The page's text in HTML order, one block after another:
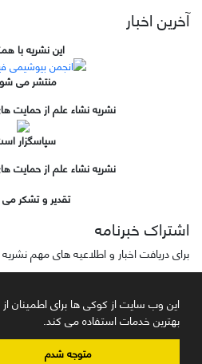
این وب سایت از کوکی ها برای اطمینان از
بهترین خدمات استفاده می کند.
متوجه شدم
آخرین اخبار
این نشریه با
منتشر می
نشریه نشاء علم از حمایت
سپاسگزار
نشریه نشاء علم از حمایت
تقدیر و تشکر می
اشتراک خبرنامه
برای دریافت اخبار و اطلاعیه های مهم